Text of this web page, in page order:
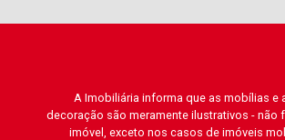
A Imobiliária informa que as mobílias e
decoração são meramente ilustrativos - não
imóvel, exceto nos casos de imóveis